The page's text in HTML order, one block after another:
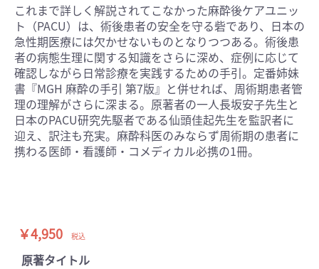
これまで詳しく解説されてこなかった麻酔後ケアユニッ
ト（PACU）は、術後患者の安全を守る砦であり、日本の
急性期医療には欠かせないものとなりつつある。術後患
者の病態生理に関する知識をさらに深め、症例に応じて
確認しながら日常診療を実践するための手引。定番姉妹
書『MGH 麻酔の手引 第7版』と併せれば、周術期患者管
理の理解がさらに深まる。原著者の一人長坂安子先生と
日本のPACU研究先駆者である仙頭佳起先生を監訳者に
迎え、訳注も充実。麻酔科医のみならず周術期の患者に
携わる医師・看護師・コメディカル必携の1冊。
￥4,950 税込
原著タイトル